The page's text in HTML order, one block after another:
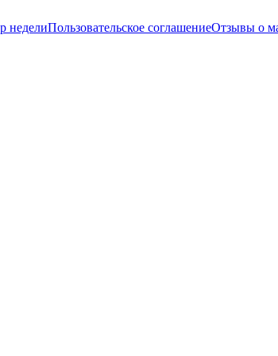
неделиПользовательское соглашениеОтзывы о